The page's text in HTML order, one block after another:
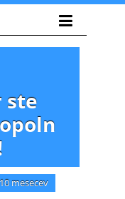
ste
mesecev